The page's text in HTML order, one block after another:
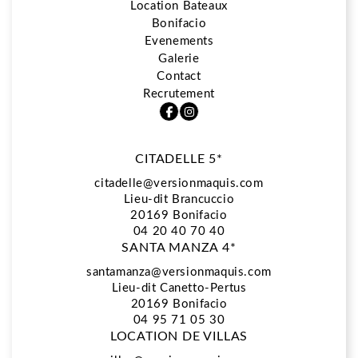
5*
Restaurant La Vista
Spa Biologique Recherche
Location Bateaux
Bonifacio
Location Bateaux
Bonifacio
Evenements
Galerie
Contact
Recrutement
CITADELLE 5*
citadelle@versionmaquis.com
Lieu-dit Brancuccio
20169 Bonifacio
04 20 40 70 40
SANTA MANZA 4*
santamanza@versionmaquis.com
Lieu-dit Canetto-Pertus
20169 Bonifacio
04 95 71 05 30
LOCATION DE VILLAS